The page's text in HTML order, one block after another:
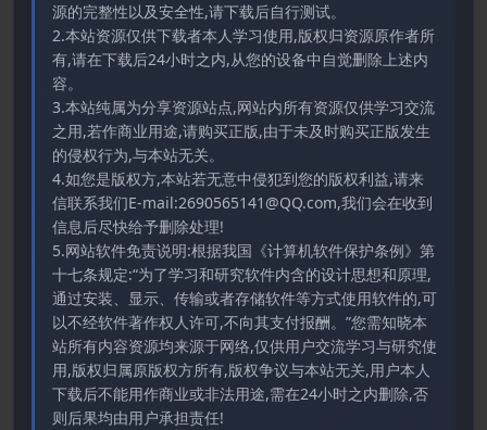
源的完整性以及安全性,请下载后自行测试。
2.本站资源仅供下载者本人学习使用,版权归资源原作者所
有,请在下载后24小时之内,从您的设备中自觉删除上述内
容。
3.本站纯属为分享资源站点,网站内所有资源仅供学习交流
之用,若作商业用途,请购买正版,由于未及时购买正版发生
的侵权行为,与本站无关。
4.如您是版权方,本站若无意中侵犯到您的版权利益,请来
信联系我们E-mail:2690565141@QQ.com,我们会在收到
信息后尽快给予删除处理!
5.网站软件免责说明:根据我国《计算机软件保护条例》第
十七条规定:“为了学习和研究软件内含的设计思想和原理,
通过安装、显示、传输或者存储软件等方式使用软件的,可
以不经软件著作权人许可,不向其支付报酬。”您需知晓本
站所有内容资源均来源于网络,仅供用户交流学习与研究使
用,版权归属原版权方所有,版权争议与本站无关,用户本人
下载后不能用作商业或非法用途,需在24小时之内删除,否
则后果均由用户承担责任!